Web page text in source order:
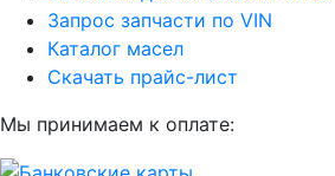
Запрос запчасти по VIN
Каталог масел
Скачать прайс-лист
Мы принимаем к оплате: